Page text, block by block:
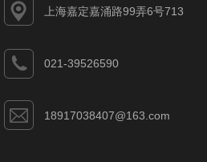
上海嘉定嘉涌路99弄6号713
021-39526590
18917038407@163.com